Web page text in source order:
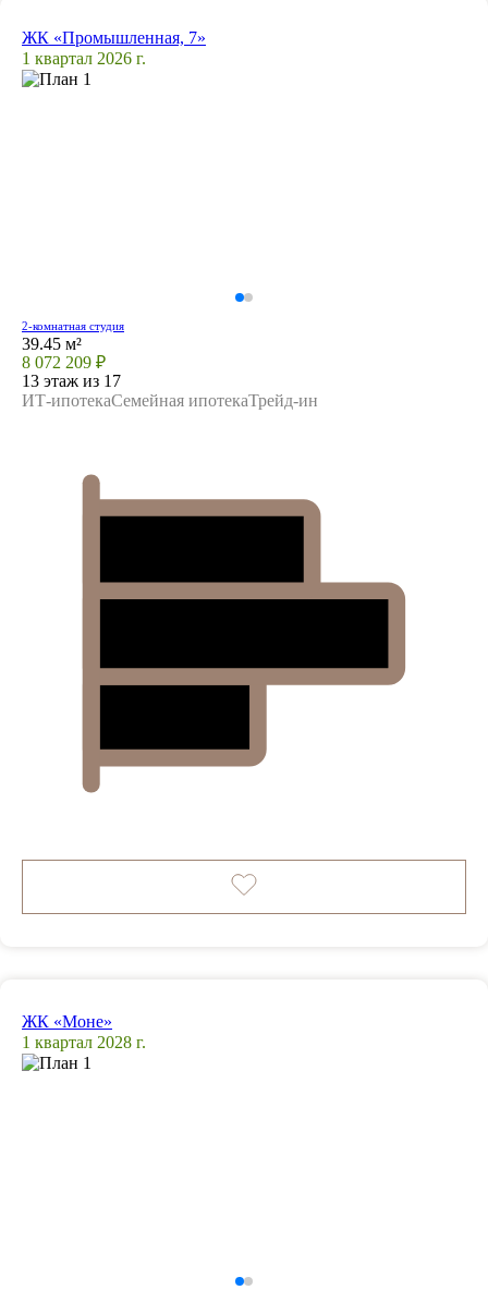
ЖК «Промышленная, 7»
1 квартал 2026 г.
2-комнатная студия
39.45 м²
8 072 209 ₽
13 этаж из 17
ИТ-ипотекаСемейная ипотекаТрейд-ин
ЖК «Моне»
1 квартал 2028 г.